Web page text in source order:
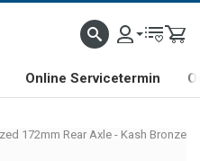
FIRMA SHOP & SHOWROOM IN
Online Servicetermin
172mm Rear Axle - Kash Bronze